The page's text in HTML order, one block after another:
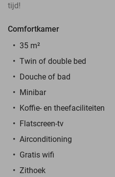
tijd!
Comfortkamer
35 m²
Twin of double bed
Douche of bad
Minibar
Koffie- en theefaciliteiten
Flatscreen-tv
Airconditioning
Gratis wifi
Zithoek